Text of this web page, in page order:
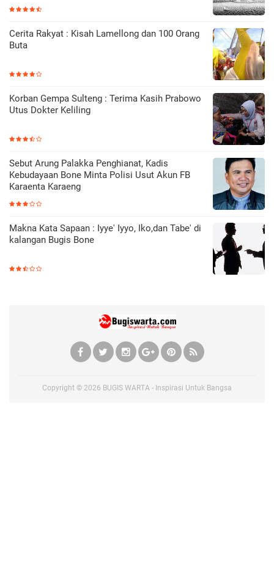
Cerita Rakyat : Kisah Lamellong dan 100 Orang
Buta
Korban Gempa Sulteng : Terima Kasih Prabowo
Utus Dokter Keliling
Sebut Arung Palakka Penghianat, Kadis
Kebudayaan Bone Minta Polisi Usut Akun FB
Karaenta Karaeng
Makna Kata Sapaan : Iyye' Iyyo, Iko,dan Tabe' di
kalangan Bugis Bone
Copyright © 2026 BUGIS WARTA - Inspirasi Untuk Bangsa